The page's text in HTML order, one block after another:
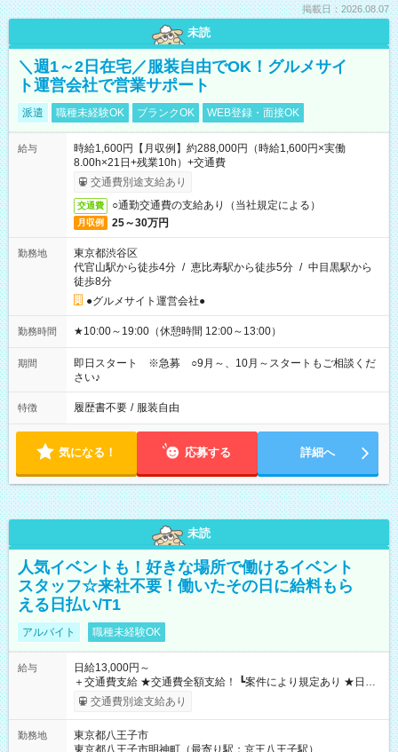
掲載日：2026.08.07
未読
＼週1～2日在宅／服装自由でOK！グルメサイ
ト運営会社で営業サポート
派遣 職種未経験OK ブランクOK WEB登録・面接OK
給与
時給1,600円【月収例】約288,000円（時給1,600円×実働
8.00h×21日+残業10h）+交通費
交通費別途支給あり
交通費 ○通勤交通費の支給あり（当社規定による）
月収例 25～30万円
勤務地
東京都渋谷区
代官山駅から徒歩4分 / 恵比寿駅から徒歩5分 / 中目黒駅から
徒歩8分
●グルメサイト運営会社●
勤務時間 ★10:00～19:00（休憩時間 12:00～13:00）
期間
即日スタート ※急募 ○9月～、10月～スタートもご相談くだ
さい♪
特徴 履歴書不要 / 服装自由
気になる！ 応募する 詳細へ
未読
人気イベントも！好きな場所で働けるイベント
スタッフ☆来社不要！働いたその日に給料もら
える日払い/T1
アルバイト 職種未経験OK
給与
日給13,000円～
＋交通費支給 ★交通費全額支給！ ┗案件により規定あり ★日払
いOK！（規定あり） ┗働いたその日に現金GET♪ お仕事後はコ
ンビニATMから 日払い分を引き落とせます！ 【試用期間】試
交通費別途支給あり
勤務地
東京都八王子市
東京都八王子市明神町（最寄り駅：京王八王子駅）